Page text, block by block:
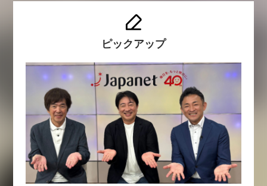
ピックアップ